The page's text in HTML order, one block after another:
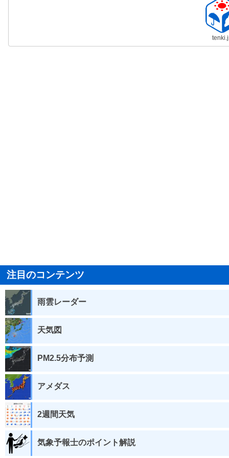
注目のコンテンツ
雨雲レーダー
天気図
PM2.5分布予測
アメダス
2週間天気
気象予報士のポイント解説